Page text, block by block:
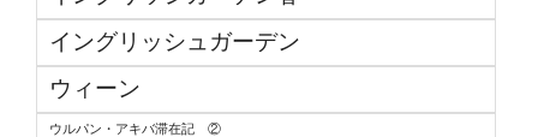
イングリッシュガーデン
ウィーン
ウルパン・アキバ滞在記 ②